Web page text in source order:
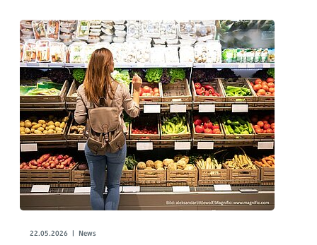
22.05.2026 | News